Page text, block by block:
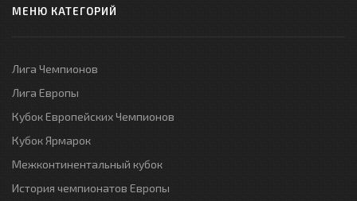
МЕНЮ КАТЕГОРИЙ
Лига Чемпионов
Лига Европы
Кубок Европейских Чемпионов
Кубок Ярмарок
Межконтинентальный кубок
История чемпионатов Европы